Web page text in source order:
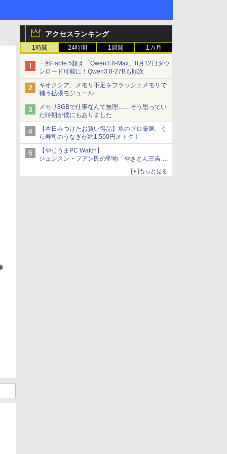
アクセスランキング
1時間 24時間 1週間 1カ月
一部Fable 5超え「Qwen3.8-Max」8月12日ダウ
ンロード可能に！Qwen3.8-27Bも順次
キオクシア、メモリ不足をフラッシュメモリで
補う拡張モジュール
メモリ8GBで仕事なんて無理……そう思ってい
た時期が僕にもありました
【本日みつけたお買い得品】魚のプロ厳選、く
ら寿司のうなぎが約1,500円オトク！
【やじうまPC Watch】
ジェンスン・フアン氏の聖地「やきとん三吉 神
田北口店」で「ご来店記念コース」を娘と堪能
～コース名を変更したのはNVIDIAに怒られたか
もっと見る